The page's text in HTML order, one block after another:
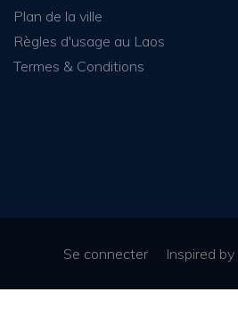
Plan de la ville
Règles d'usage au Laos
Termes & Conditions
Se connecter Inspired by